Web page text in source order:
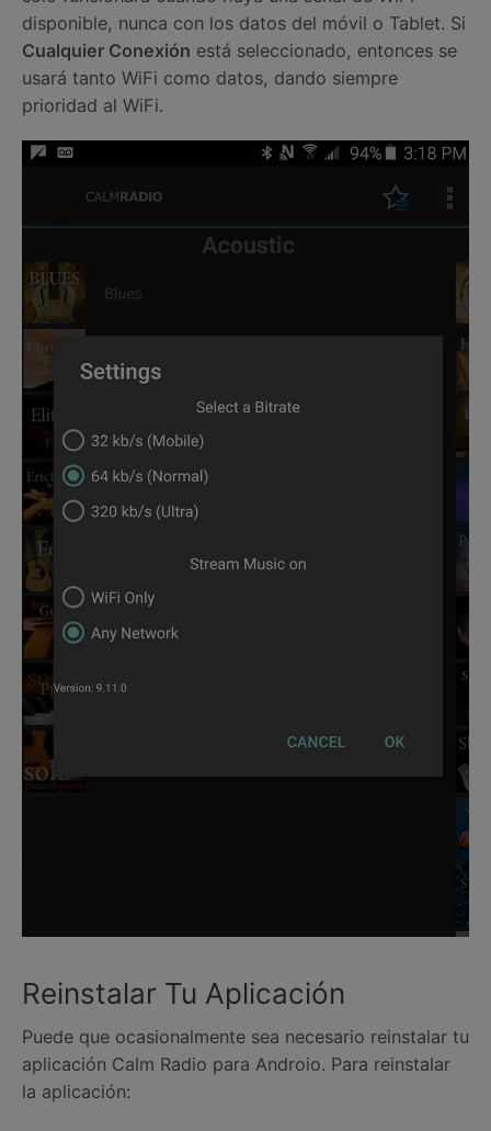
disponible, nunca con los datos del móvil o Tablet. Si
Cualquier Conexión está seleccionado, entonces se
usará tanto WiFi como datos, dando siempre
prioridad al WiFi.
Reinstalar Tu Aplicación
Puede que ocasionalmente sea necesario reinstalar tu
aplicación Calm Radio para Androio. Para reinstalar
la aplicación: